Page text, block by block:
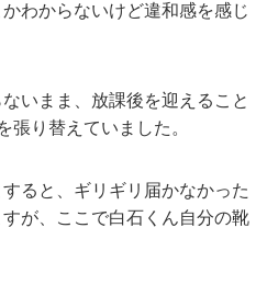
わからないけど違和感を感じ
いまま、放課後を迎えること
張り替えていました。
ると、ギリギリ届かなかった
が、ここで白石くん自分の靴